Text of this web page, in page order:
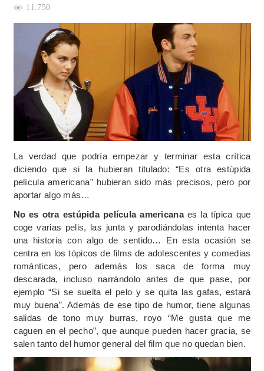
11.750
La verdad que podría empezar y terminar esta crítica
diciendo que si la hubieran titulado: “Es otra estúpida
película americana” hubieran sido más precisos, pero por
aportar algo más…
No es otra estúpida película americanaes la típica que
coge varias pelis, las junta y parodiándolas intenta hacer
una historia con algo de sentido… En esta ocasión se
centra en los tópicos de films de adolescentes y comedias
románticas, pero además los saca de forma muy
descarada, incluso narrándolo antes de que pase, por
ejemplo “Si se suelta el pelo y se quita las gafas, estará
muy buena”. Además de ese tipo de humor, tiene algunas
salidas de tono muy burras, royo “Me gusta que me
caguen en el pecho”, que aunque pueden hacer gracia, se
salen tanto del humor general del film que no quedan bien.